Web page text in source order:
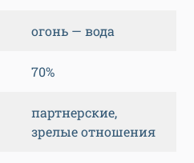
огонь — вода
70%
партнерские,
зрелые отношения